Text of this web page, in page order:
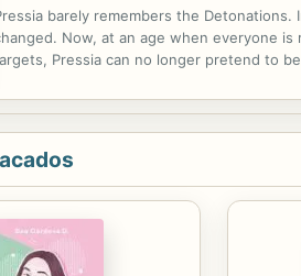
barely remembers the
Now, at an age when everyone
Pressia can no longer pretend to